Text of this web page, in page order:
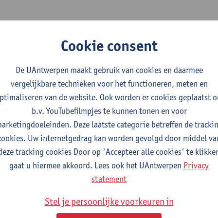
beleid Herman Deleeck (CSB)
Baert is hoofdzakelijk gesitueerd in het brede veld van de
overgang van school naar werk, (ii)
in gereputeerde vakbladen zoals European
Relations, ILR Review, Journal of Applied Econometrics,
New Media & Society en Social Science & Medicine. In
aan de Vrije Universiteit Amsterdam en Aarhus
voor Journal of Population Economics en Academic
ontving hij vele erkenningen, waaronder de 'P&V
Prize McKinsey & Company' (2014, FWO) en de 'Prize
Cookie consent
De UAntwerpen maakt gebruik van cookies en daarmee
vergelijkbare technieken voor het functioneren, meten en
van de website. Ook worden er cookies geplaatst
b.v. YouTubefilmpjes te kunnen tonen en voor
Deze laatste categorie betreffen de
Uw internetgedrag kan worden gevolgd door middel
tracking cookies Door op 'Accepteer alle cookies' te
gaat u hiermee akkoord. Lees ook het UAntwerpen Privacy
statement
Stel je persoonlijke voorkeuren in